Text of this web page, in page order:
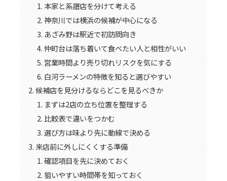
本家と系譜店を分けて考える
神奈川では横浜の候補が中心になる
あざみ野は駅近で初訪問向き
仲町台は落ち着いて食べたい人と相性がいい
営業時間より売り切れリスクを気にする
白河ラーメンの特徴を知ると選びやすい
候補店を見分けるならどこを見るべきか
まずは2店の立ち位置を整理する
比較表で違いをつかむ
選び方は味より先に動線で決める
来店前に外しにくくする準備
確認項目を先に決めておく
狙いやすい時間帯を知っておく